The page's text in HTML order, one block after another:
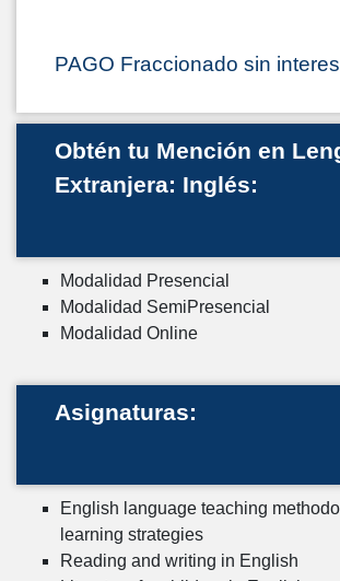
PAGO Fraccionado sin
Obtén tu Mención en
Extranjera: Inglés:
Modalidad Presencial
Modalidad SemiPresencial
Modalidad Online
Asignaturas:
English language teaching
learning strategies
Reading and writing in English